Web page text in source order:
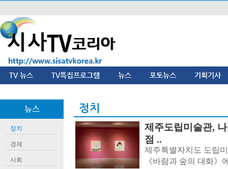
TV 뉴스 TV특집프로그램 뉴스 포토뉴스 기획기사
뉴스
정치
경제
사회
정치
제주도립미술관,
점 ..
제주특별자치도 도립
《바람과 숲의 대화》